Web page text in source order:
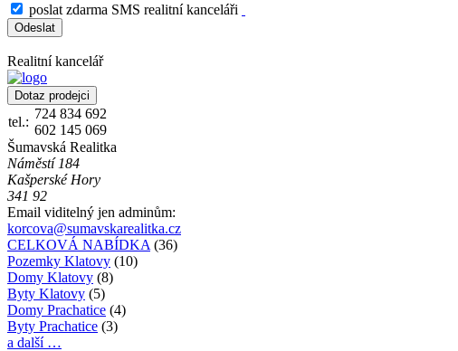
poslat zdarma SMS realitní kanceláři
Realitní kancelář
tel.:
724 834 692
602 145 069
Šumavská Realitka
Náměstí 184
Kašperské Hory
341 92
Email viditelný jen adminům:
korcova@sumavskarealitka.cz
CELKOVÁ NABÍDKA (36)
Pozemky Klatovy (10)
Domy Klatovy (8)
Byty Klatovy (5)
Domy Prachatice (4)
Byty Prachatice (3)
a další …